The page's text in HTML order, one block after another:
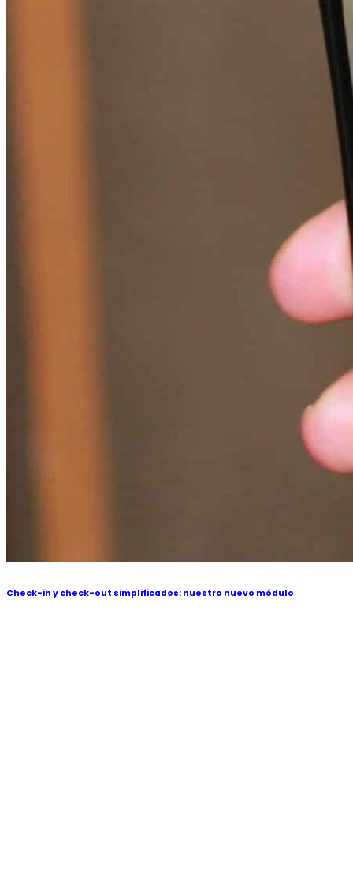
Check-in y check-out simplificados: nuestro nuevo módulo